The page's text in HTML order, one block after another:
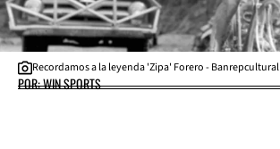
Recordamos a la leyenda 'Zipa' Forero - Banrepcultural
POR: WIN SPORTS